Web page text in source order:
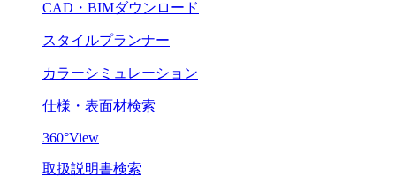
CAD・BIMダウンロード
スタイルプランナー
カラーシミュレーション
仕様・表面材検索
360°View
取扱説明書検索